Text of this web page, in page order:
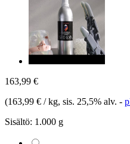
163,99 €
(163,99 € / kg, sis. 25,5% alv. -
Sisältö: 1.000 g